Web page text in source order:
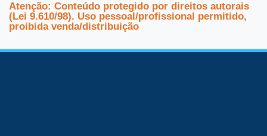
Atenção: Conteúdo protegido por direitos autorais
(Lei 9.610/98). Uso pessoal/profissional permitido,
proibida venda/distribuição